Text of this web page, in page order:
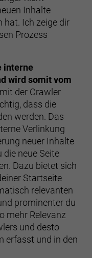
Inhalte
hat. Ich zeige dir
Prozess
interne
wird somit vom
der Crawler
dass die
werden. Das
Verlinkung
neuer Inhalte
die neue Seite
Dazu bietet sich
Startseite
relevanten
prominenter du
mehr Relevanz
und desto
erfasst und in den